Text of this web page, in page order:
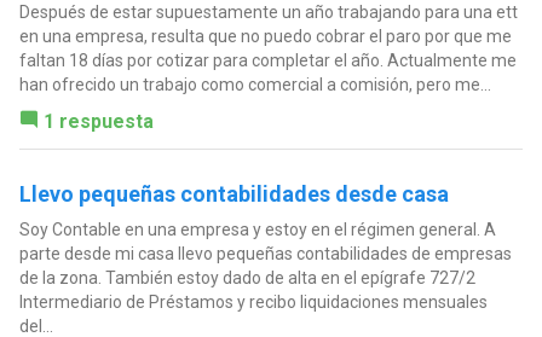
Después de estar supuestamente un año trabajando para una ett
en una empresa, resulta que no puedo cobrar el paro por que me
faltan 18 días por cotizar para completar el año. Actualmente me
han ofrecido un trabajo como comercial a comisión, pero me...
1 respuesta
Llevo pequeñas contabilidades desde casa
Soy Contable en una empresa y estoy en el régimen general. A
parte desde mi casa llevo pequeñas contabilidades de empresas
de la zona. También estoy dado de alta en el epígrafe 727/2
Intermediario de Préstamos y recibo liquidaciones mensuales
del...